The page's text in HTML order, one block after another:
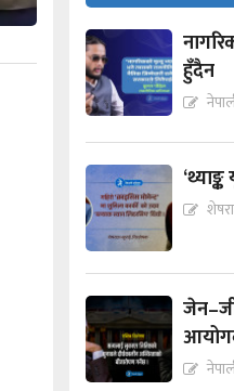
हुँदैन